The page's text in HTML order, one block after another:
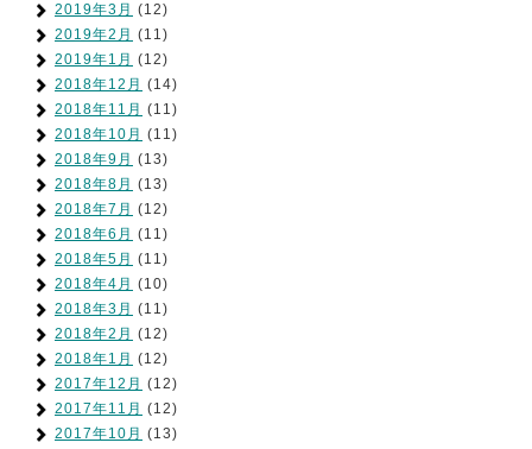
2019年3月 (12)
2019年2月 (11)
2019年1月 (12)
2018年12月 (14)
2018年11月 (11)
2018年10月 (11)
2018年9月 (13)
2018年8月 (13)
2018年7月 (12)
2018年6月 (11)
2018年5月 (11)
2018年4月 (10)
2018年3月 (11)
2018年2月 (12)
2018年1月 (12)
2017年12月 (12)
2017年11月 (12)
2017年10月 (13)